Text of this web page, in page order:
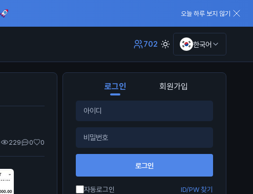
오늘 하루 보지 않기
702 한국어
229 0 0
로그인 회원가입
로그인
자동로그인
ID/PW 찾기